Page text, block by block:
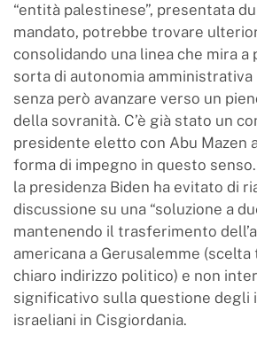
“entità palestinese”, presentata
mandato, potrebbe trovare
consolidando una linea che mira a
sorta di autonomia amministrativa
senza però avanzare verso un
della sovranità. C’è già stato un
presidente eletto con Abu Mazen
forma di impegno in questo
la presidenza Biden ha evitato di
discussione su una “soluzione a
mantenendo il trasferimento
americana a Gerusalemme (scelta
chiaro indirizzo politico) e non
significativo sulla questione degli
israeliani in Cisgiordania.